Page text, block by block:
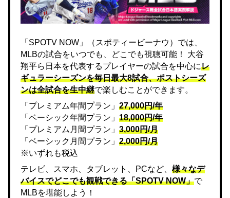
「SPOTV NOW」（スポティービーナウ）では、
MLBの試合をいつでも、どこでも視聴可能！ 大谷
翔平ら日本を代表するプレイヤーの試合を中心にレ
ギュラーシーズンを毎日最大8試合、ポストシーズ
ンは全試合を生中継で楽しむことができます。
「プレミアム年間プラン」 27,000円/年
「ベーシック年間プラン」 18,000円/年
「プレミアム月間プラン」 3,000円/月
「ベーシック月間プラン」 2,000円/月
※いずれも税込
テレビ、スマホ、タブレット、PCなど、 様々なデ
バイスでどこでも観戦できる「SPOTV NOW」で
MLBを堪能しよう！